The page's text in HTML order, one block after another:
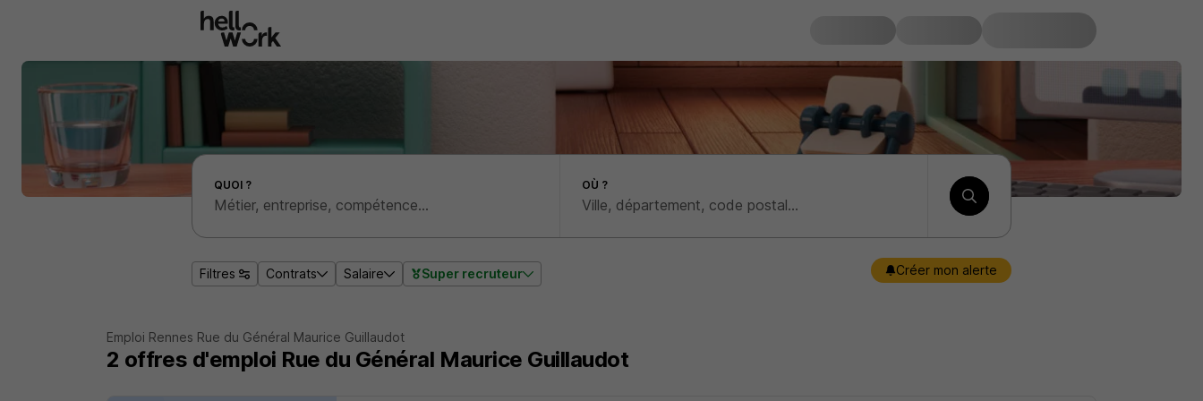
Effectuer une recherche d'emploi par localité
QUOI ? OÙ ?
Filtres Contrats Salaire Super recruteur Créer mon alerte
Emploi Rennes Rue du Général Maurice Guillaudot
2 offres d'emploi Rue du Général Maurice Guillaudot